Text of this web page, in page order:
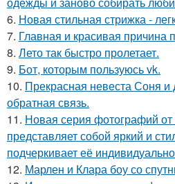
6. Новая стильная стрижка -
7. Главная и красивая причина
8. Лето так быстро пролетает.
9. Бот, которым пользуюсь vk.
10. Прекрасная невеста Соня и
обратная связь.
11. Новая серия фотографий
представляет собой яркий и
подчеркивает её
12. Марлен и Клара боу со